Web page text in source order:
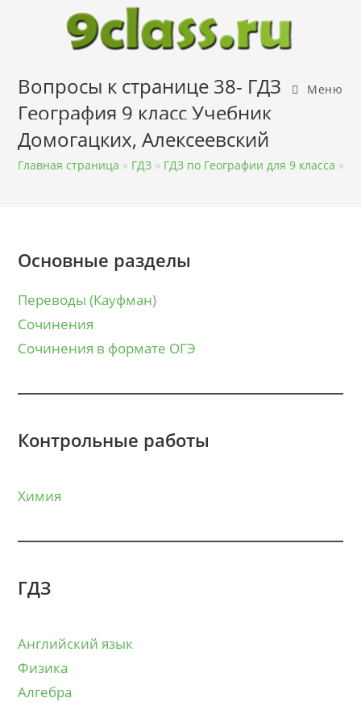
содержимому
Меню
Вопросы к странице 38- ГДЗ
География 9 класс Учебник
Домогацких, Алексеевский
Главная страница » ГДЗ » ГДЗ по Географии для 9 класса »
Основные разделы
Переводы (Кауфман)
Сочинения
Сочинения в формате ОГЭ
Контрольные работы
Химия
ГДЗ
Английский язык
Физика
Алгебра